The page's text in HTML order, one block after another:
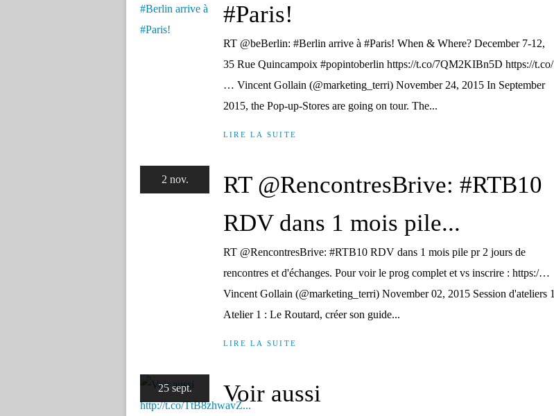
#Paris!
RT @beBerlin: #Berlin arrive à #Paris! When & Where? December 7-12,
35 Rue Quincampoix #popintoberlin https://t.co/7QM2KIBn5D https://t.co/
… Vincent Gollain (@marketing_terri) November 24, 2015 In September
2015, the Pop-up-Stores are going on tour. The...
LIRE LA SUITE
2 nov.
RT @RencontresBrive: #RTB10
RDV dans 1 mois pile...
RT @RencontresBrive: #RTB10 RDV dans 1 mois pile pr 2 jours de
rencontres et d'échanges. Pour voir le prog complet et vs inscrire : https:/…
Vincent Gollain (@marketing_terri) November 02, 2015 Session d'ateliers 1
Atelier 1 : Le Routard, créer son guide...
LIRE LA SUITE
25 sept.
Voir aussi